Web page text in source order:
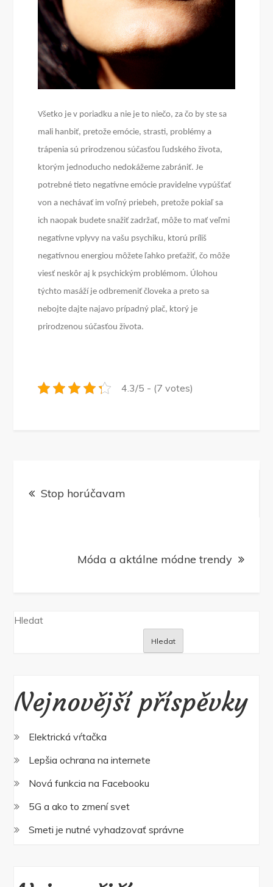
Všetko je v poriadku a nie je to niečo, za čo by ste sa
mali hanbiť, pretože emócie, strasti, problémy a
trápenia sú prirodzenou súčasťou ľudského života,
ktorým jednoducho nedokážeme zabrániť. Je
potrebné tieto negatívne emócie pravidelne vypúšťať
von a nechávať im voľný priebeh, pretože pokiaľ sa
ich naopak budete snažiť zadržať, môže to mať veľmi
negatívne vplyvy na vašu psychiku, ktorú príliš
negatívnou energiou môžete ľahko preťažiť, čo môže
viesť neskôr aj k psychickým problémom. Úlohou
týchto masáží je odbremeniť človeka a preto sa
nebojte dajte najavo prípadný plač, ktorý je
prirodzenou súčasťou života.
4.3/5 - (7 votes)
Stop horúčavam
Móda a aktálne módne trendy
Hledat
Hledat
Nejnovější příspěvky
Elektrická vŕtačka
Lepšia ochrana na internete
Nová funkcia na Facebooku
5G a ako to zmení svet
Smeti je nutné vyhadzovať správne